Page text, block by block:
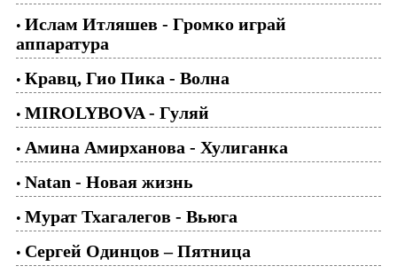
• Ислам Итляшев - Громко играй
аппаратура
• Кравц, Гио Пика - Волна
• MIROLYBOVA - Гуляй
• Амина Амирханова - Хулиганка
• Natan - Новая жизнь
• Мурат Тхагалегов - Вьюга
• Сергей Одинцов – Пятница